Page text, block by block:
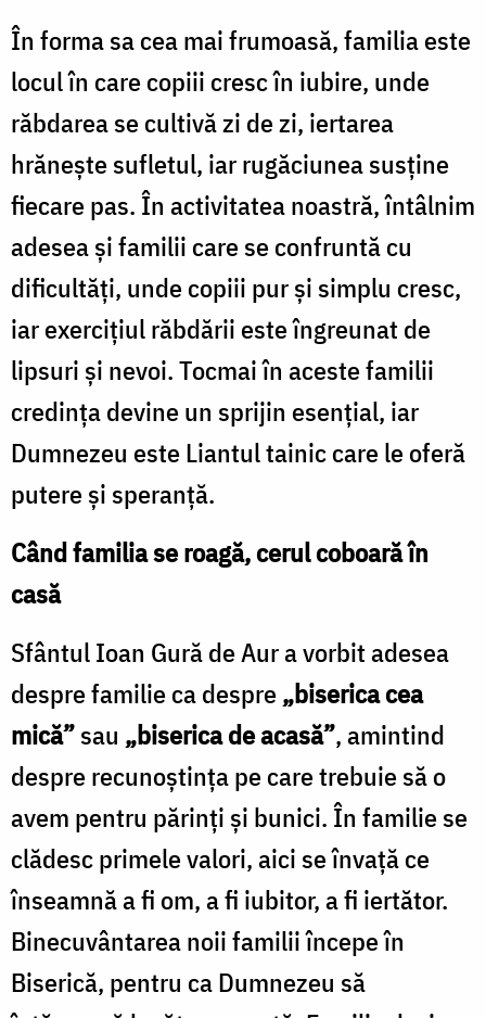
În forma sa cea mai frumoasă, familia este
locul în care copiii cresc în iubire, unde
răbdarea se cultivă zi de zi, iertarea
hrănește sufletul, iar rugăciunea susține
fiecare pas. În activitatea noastră, întâlnim
adesea și familii care se confruntă cu
dificultăți, unde copiii pur și simplu cresc,
iar exercițiul răbdării este îngreunat de
lipsuri și nevoi. Tocmai în aceste familii
credința devine un sprijin esențial, iar
Dumnezeu este Liantul tainic care le oferă
putere și speranță.
Când familia se roagă, cerul coboară în
casă
Sfântul Ioan Gură de Aur a vorbit adesea
despre familie ca despre„biserica cea
mică”sau „biserica de acasă”, amintind
despre recunoștința pe care trebuie să o
avem pentru părinți și bunici. În familie se
clădesc primele valori, aici se învață ce
înseamnă a fi om, a fi iubitor, a fi iertător.
Binecuvântarea noii familii începe în
Biserică, pentru ca Dumnezeu să